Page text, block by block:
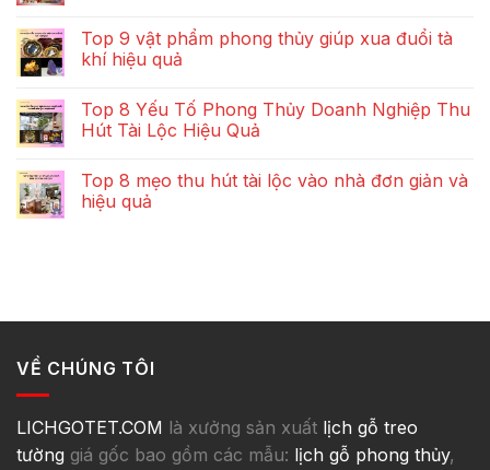
Top 9 vật phẩm phong thủy giúp xua đuổi tà
khí hiệu quả
Top 8 Yếu Tố Phong Thủy Doanh Nghiệp Thu
Hút Tài Lộc Hiệu Quả
Top 8 mẹo thu hút tài lộc vào nhà đơn giản và
hiệu quả
VỀ CHÚNG TÔI
LICHGOTET.COM là xưởng sản xuất lịch gỗ treo
tường giá gốc bao gồm các mẫu: lịch gỗ phong thủy,